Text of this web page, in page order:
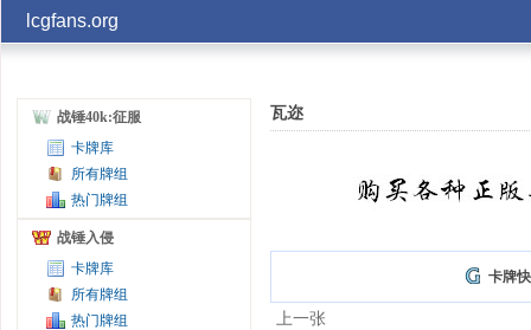
lcgfans.org
战锤40k:征服
卡牌库
所有牌组
热门牌组
战锤入侵
卡牌库
所有牌组
热门牌组
瓦迩
卡牌
上一张